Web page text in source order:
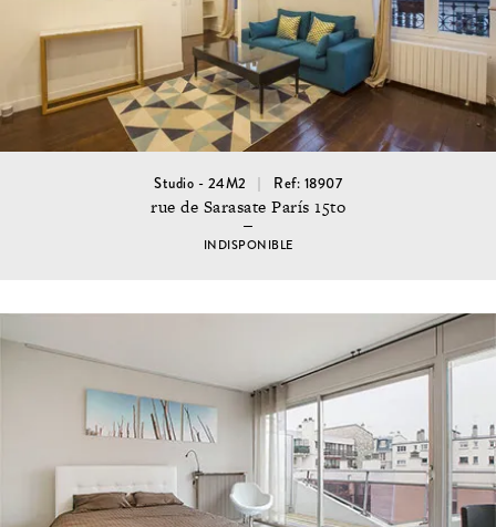
Studio - 24M2 Ref: 18907
rue de Sarasate París 15to
INDISPONIBLE